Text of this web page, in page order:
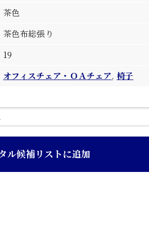
茶色
茶色布総張り
19
オフィスチェア・ＯＡチェア, 椅子
ル候補リストに追加